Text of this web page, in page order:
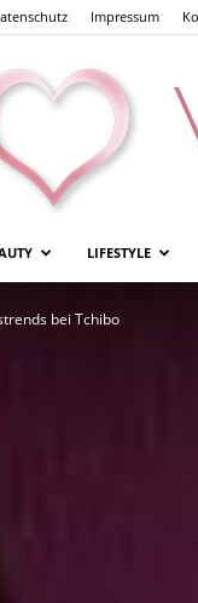
Impressum
LIFESTYLE
bei Tchibo